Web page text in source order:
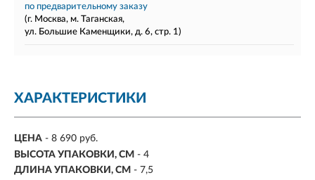
по предварительному заказу
(г. Москва, м. Таганская,
ул. Большие Каменщики, д. 6, стр. 1)
ХАРАКТЕРИСТИКИ
ЦЕНА - 8 690 руб.
ВЫСОТА УПАКОВКИ, СМ - 4
ДЛИНА УПАКОВКИ, СМ - 7,5